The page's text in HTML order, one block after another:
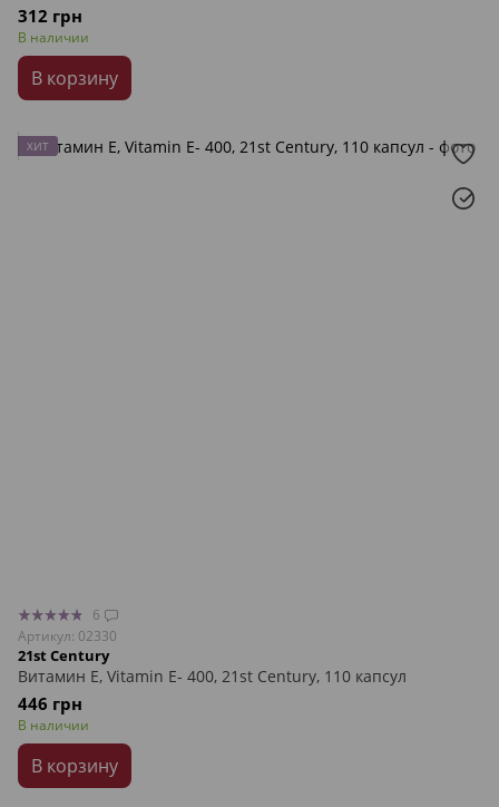
312 грн
В наличии
В корзину
ХИТ
6
Артикул: 02330
21st Century
Витамин Е, Vitamin E- 400, 21st Century, 110 капсул
446 грн
В наличии
В корзину